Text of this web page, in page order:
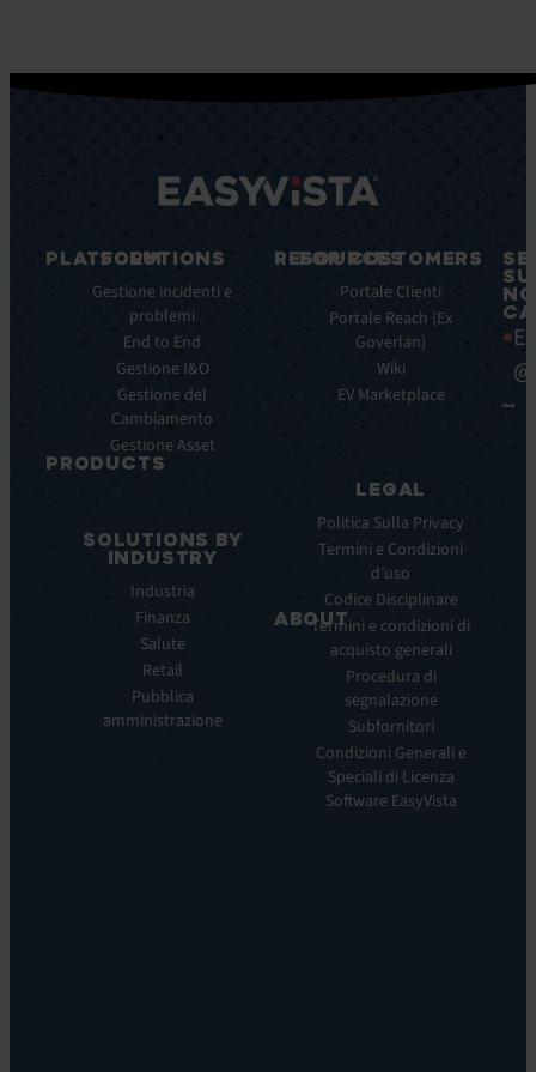
PLATFORM
Caratteristiche
principali
principali
Integrazioni
PRODUCTS
Service
Manager
Experience
Monitoring:
SOLUTIONS
Gestione incidenti e
problemi
End to End
Gestione I&O
Gestione del
Cambiamento
Gestione Asset
SOLUTIONS BY
INDUSTRY
Industria
Finanza
Salute
Retail
Pubblica
amministrazione
RESOURCES
Ebook
Whitepaper
Study
Comunicati
stampa
ABOUT
visione
nostra
FOR CUSTOMERS
Portale Clienti
Portale Reach (Ex
Goverlan)
Wiki
EV Marketplace
LEGAL
Politica Sulla Privacy
Termini e Condizioni
d’uso
Codice Disciplinare
Termini e condizioni di
acquisto generali
Procedura di
segnalazione
Subfornitori
Condizioni Generali e
Speciali di Licenza
Software EasyVista